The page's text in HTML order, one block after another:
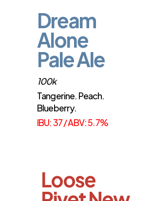
Dream
Alone
Pale Ale
100k
Tangerine. Peach.
Blueberry.
IBU: 37 / ABV: 5.7%
Loose